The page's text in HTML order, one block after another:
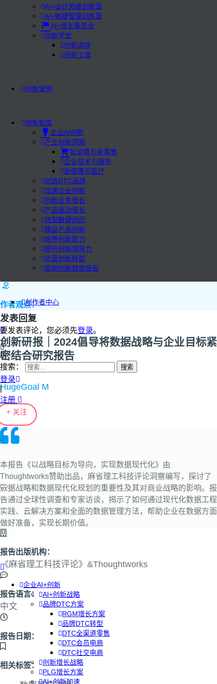
AI+设计思维训练营
AI+敏捷管理训练营
AI+增长集思会
创新学堂
创新讲座
创新工具
创新案例
创新智库
企业AI创新
产业创新洞察
新消费与新零售
企业技术与服务
新健康与医疗
创造DTC品牌
加速企业创新
创新业务增长
产品驱动增长
转型敏捷组织
精益产品创新
培养创新能力
提升创新领导力
运营创新转型
营销创新趋势报告
创作者中心
搜索：
登录
|
注册
企业AI+创新
AI+创新战略
品牌DTC方案
RGM增长方案
品牌DTC转型
DTC全渠道零售
DTC会员电商
DTC社交电商
创新增长战略
PLG增长方案
AI+创新加速
作者观点：
发表回复
要发表评论，您必须先登录。
创新研报｜2024倡导将数据战略与企业目标紧
密结合研究报告
HugeGoal M
+ 关注
本报告《以战略目标为导向，实现数据现代化》由
Thoughtworks赞助出品，麻省理工科技评论洞察编写，探讨了
数据战略和数据现代化规划的重要性及其对商业战略的影响。报
告通过全球性调查和专家访谈，揭示了如何通过现代化数据工程
实践、云解决方案和全面的数据管理方法，帮助企业在数据方面
做好准备，实现长期价值。
报告出版机构：
《麻省理工科技评论》&Thoughtworks
报告语言：
中文
报告日期：
相关标签：